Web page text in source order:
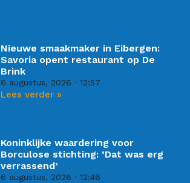
Nieuwe smaakmaker in Eibergen:
Savoria opent restaurant op De
Brink
6 augustus, 2026 12:57
Lees verder »
Koninklijke waardering voor
Borculose stichting: ‘Dat was erg
verrassend’
6 augustus, 2026 12:46